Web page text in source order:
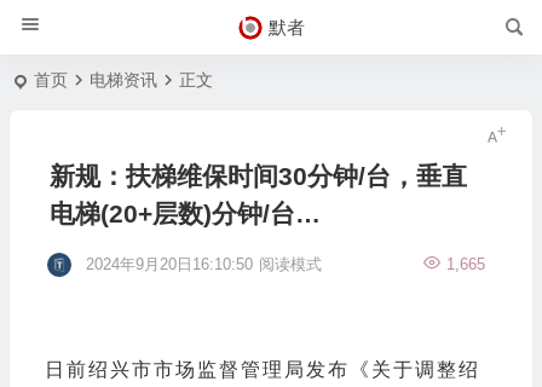
默者
首页 电梯资讯 正文
新规：扶梯维保时间30分钟/台，垂直
电梯(20+层数)分钟/台…
2024年9月20日16:10:50 1,665
阅读模式
日前绍兴市市场监督管理局发布《关于调整绍